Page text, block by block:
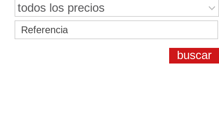
todos los precios